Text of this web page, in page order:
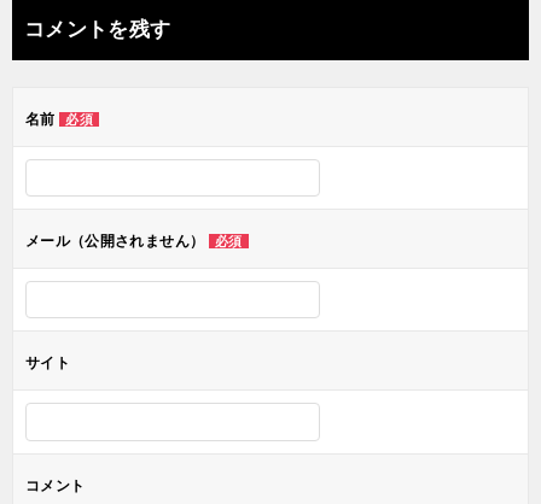
ナ
ビ
ー
ン
コメントを残す
名前 必須
メール（公開されません） 必須
サイト
コメント